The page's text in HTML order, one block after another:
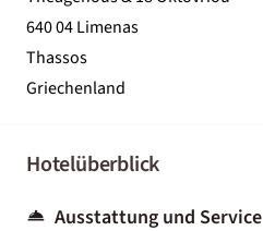
640 04 Limenas
Thassos
Griechenland
Hotelüberblick
Ausstattung und Service